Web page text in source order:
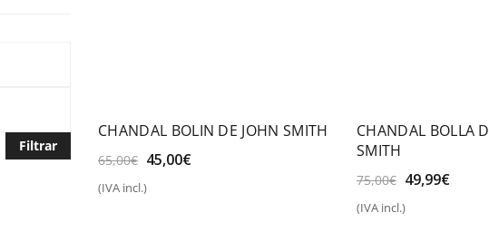
CHANDAL BOLIN DE JOHN SMITH
65,00€ El
original
45,00€El
(IVA incl.)Seleccionar opciones
CHANDAL BOLLA
SMITH
75,00€ El
original
49,99€El
(IVA incl.)
Seleccionar opciones
Filtrar